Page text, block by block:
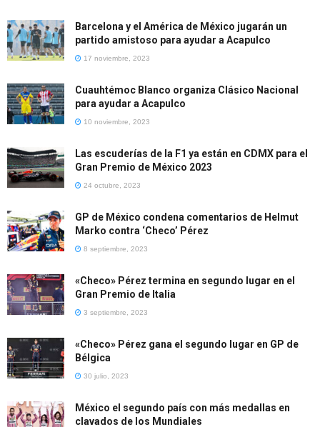
Barcelona y el América de México jugarán un
partido amistoso para ayudar a Acapulco
17 noviembre, 2023
Cuauhtémoc Blanco organiza Clásico Nacional
para ayudar a Acapulco
10 noviembre, 2023
Las escuderías de la F1 ya están en CDMX para el
Gran Premio de México 2023
24 octubre, 2023
GP de México condena comentarios de Helmut
Marko contra ‘Checo’ Pérez
8 septiembre, 2023
«Checo» Pérez termina en segundo lugar en el
Gran Premio de Italia
3 septiembre, 2023
«Checo» Pérez gana el segundo lugar en GP de
Bélgica
30 julio, 2023
México el segundo país con más medallas en
clavados de los Mundiales